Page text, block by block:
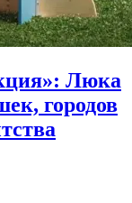
Люка
городов